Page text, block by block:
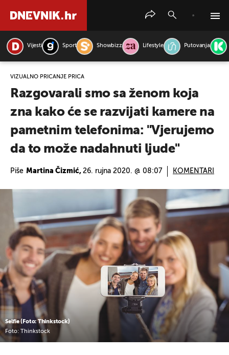
Vijesti Sport Showbizz Lifestyle Putovanja
VIZUALNO PRIČANJE PRIČA
Razgovarali smo sa ženom koja
zna kako će se razvijati kamere na
pametnim telefonima: "Vjerujemo
da to može nadahnuti ljude"
Piše Martina Čizmić, 26. rujna 2020. @ 08:07 KOMENTARI
Selfie (Foto: Thinkstock)
Foto: Thinkstock
PRETRAŽITE VIJESTI